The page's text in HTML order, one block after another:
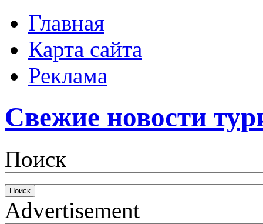
Главная
Карта сайта
Реклама
Свежие новости
Поиск
Advertisement